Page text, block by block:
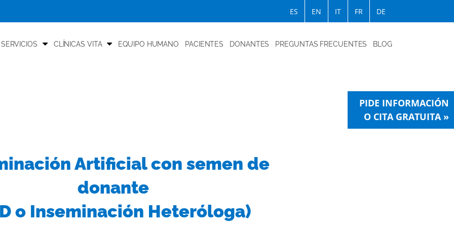
ES EN IT FR DE
CLÍNICAS VITA EQUIPO HUMANO PACIENTES DONANTES PREGUNTAS FRECUENTES BLOG
PIDE INFORMACIÓN
O CITA GRATUITA »
Artificial con semen de
donante
o Inseminación Heteróloga)